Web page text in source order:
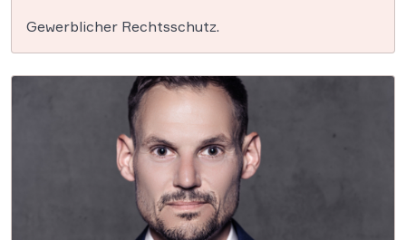
Gewerblicher Rechtsschutz.